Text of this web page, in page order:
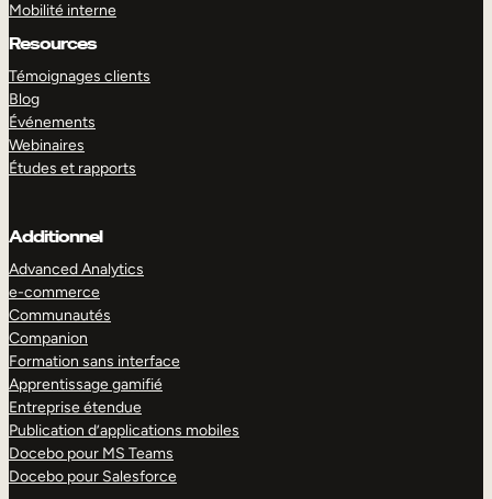
Mobilité interne
Resources
Témoignages clients
Blog
Événements
Webinaires
Études et rapports
Additionnel
Advanced Analytics
e-commerce
Communautés
Companion
Formation sans interface
Apprentissage gamifié
Entreprise étendue
Publication d’applications mobiles
Docebo pour MS Teams
Docebo pour Salesforce